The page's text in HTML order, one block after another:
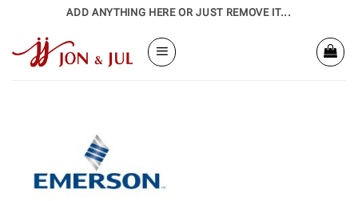
nội
ADD ANYTHING HERE OR JUST REMOVE IT...